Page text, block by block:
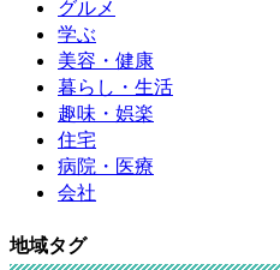
グルメ
学ぶ
美容・健康
暮らし・生活
趣味・娯楽
住宅
病院・医療
会社
地域タグ